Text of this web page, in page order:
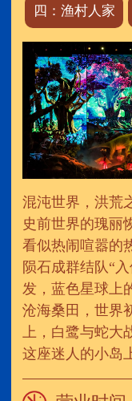
四：渔村人家
混沌世界，洪荒
史前世界的瑰丽
看似热闹喧嚣的
陨石成群结队“
发，蓝色星球上
沧海桑田，世界
上，白鹭与蛇大
这座迷人的小岛